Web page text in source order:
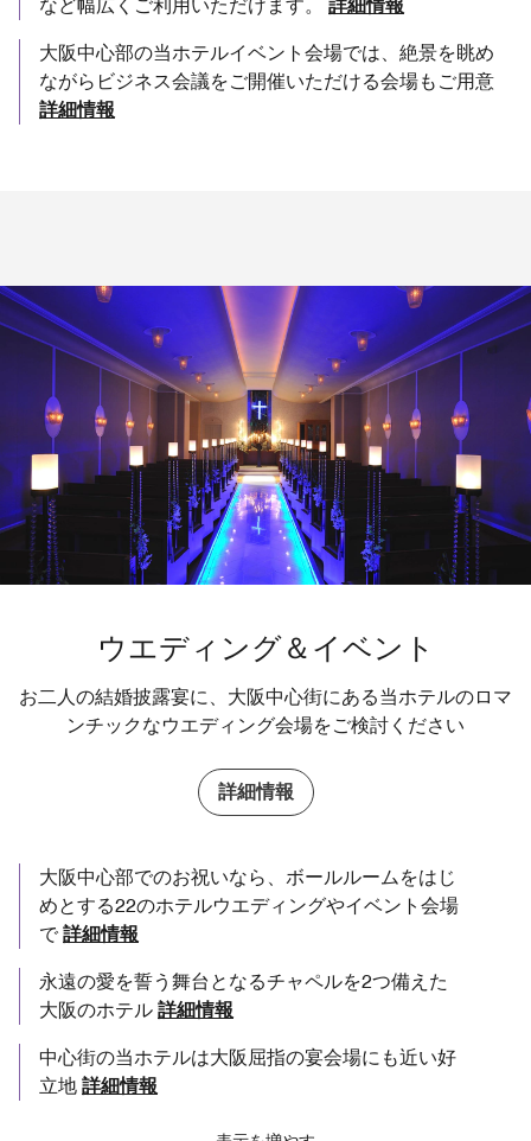
など幅広くご利用いただけます。
詳細情報
大阪中心部の当ホテルイベント会場では、絶景を眺め
ながらビジネス会議をご開催いただける会場もご用意
詳細情報
ウエディング＆イベント
お二人の結婚披露宴に、大阪中心街にある当ホテルのロマ
ンチックなウエディング会場をご検討ください
詳細情報
大阪中心部でのお祝いなら、ボールルームをはじ
めとする22のホテルウエディングやイベント会場
で 詳細情報
永遠の愛を誓う舞台となるチャペルを2つ備えた
大阪のホテル 詳細情報
中心街の当ホテルは大阪屈指の宴会場にも近い好
立地 詳細情報